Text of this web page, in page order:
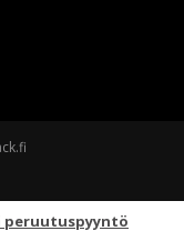
peruutuspyyntö